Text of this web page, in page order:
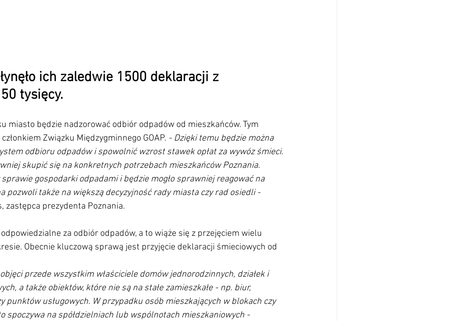
ich zaledwie 1500 deklaracji z
tysięcy.
miasto będzie nadzorować odbiór odpadów od mieszkańców. Tym
Związku Międzygminnego GOAP. - Dzięki temu będzie można
odbioru odpadów i spowolnić wzrost stawek opłat za wywóz śmieci.
skupić się na konkretnych potrzebach mieszkańców Poznania.
sprawie gospodarki odpadami i będzie mogło sprawniej reagować na
pozwoli także na większą decyzyjność rady miasta czy rad osiedli -
zastępca prezydenta Poznania.
za odbiór odpadów, a to wiąże się z przejęciem wielu
Obecnie kluczową sprawą jest przyjęcie deklaracji śmieciowych od
przede wszystkim właściciele domów jednorodzinnych, działek i
a także obiektów, które nie są na stałe zamieszkałe - np. biur,
punktów usługowych. W przypadku osób mieszkających w blokach czy
spoczywa na spółdzielniach lub wspólnotach mieszkaniowych -